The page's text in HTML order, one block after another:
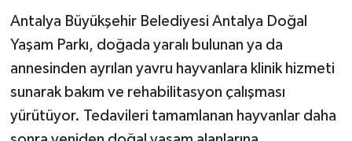
Antalya Büyükşehir Belediyesi Antalya Doğal
Yaşam Parkı, doğada yaralı bulunan ya da
annesinden ayrılan yavru hayvanlara klinik hizmeti
sunarak bakım ve rehabilitasyon çalışması
yürütüyor. Tedavileri tamamlanan hayvanlar daha